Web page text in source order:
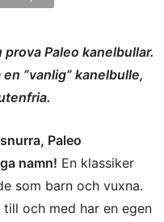
Paleo kanelbullar.
”vanlig” kanelbulle,
Paleo
namn! En klassiker
som barn och vuxna.
och med har en egen